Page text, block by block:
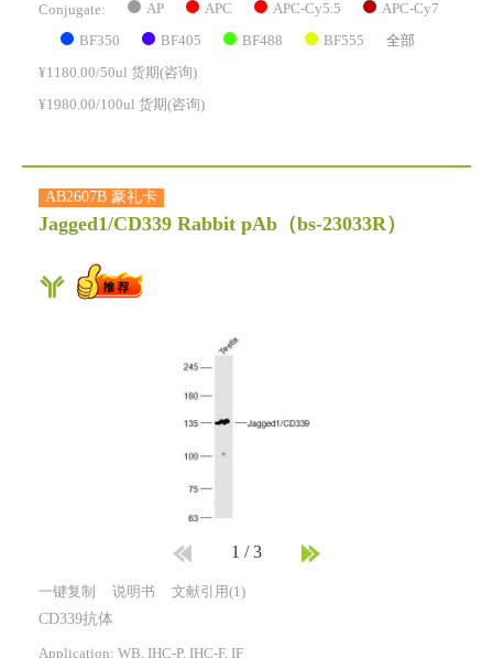
Conjugate: AP APC APC-Cy5.5 APC-Cy7
BF350 BF405 BF488 BF555 全部
¥1180.00/50ul 货期(咨询)
¥1980.00/100ul 货期(咨询)
AB2607B 豪礼卡
Jagged1/CD339 Rabbit pAb （bs-23033R）
1 /3
一键复制 说明书 文献引用(1)
CD339抗体
Application: WB, IHC-P, IHC-F, IF